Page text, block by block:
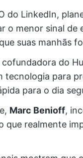
do LinkedIn,
o menor sinal
suas manhãs
do
tecnologia para
para o dia
Marc Benioff,
que realmente